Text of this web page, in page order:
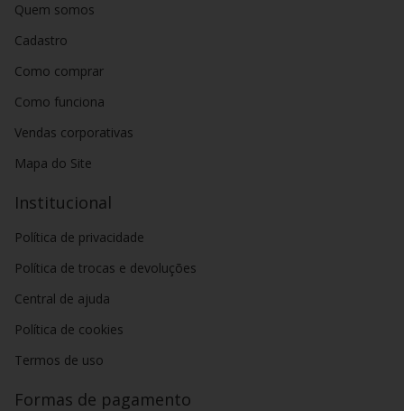
Quem somos
Cadastro
Como comprar
Como funciona
Vendas corporativas
Mapa do Site
Institucional
Política de privacidade
Política de trocas e devoluções
Central de ajuda
Política de cookies
Termos de uso
Formas de pagamento